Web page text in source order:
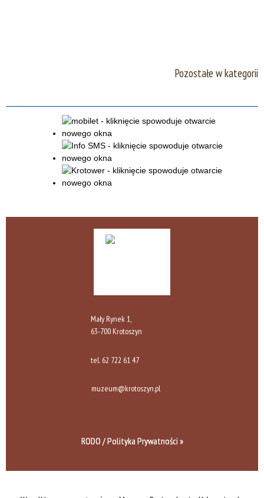
Pozostałe w kategorii
Mały Rynek 1,
63-700 Krotoszyn
tel. 62 722 61 47
muzeum@krotoszyn.pl
RODO / Polityka Prywatności »